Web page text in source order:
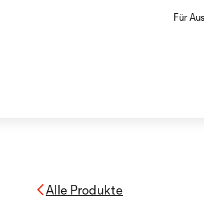
Für
Alle Produkte